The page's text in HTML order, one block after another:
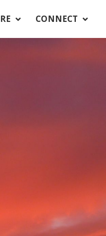
CONNECT